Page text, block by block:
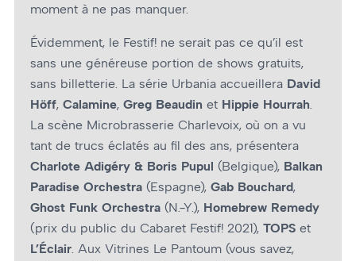
moment à ne pas manquer.
Évidemment, le Festif! ne serait pas ce qu’il est
sans une généreuse portion de shows gratuits,
sans billetterie. La série Urbania accueillera David
Höff, Calamine, Greg Beaudin et Hippie Hourrah.
La scène Microbrasserie Charlevoix, où on a vu
tant de trucs éclatés au fil des ans, présentera
Charlote Adigéry & Boris Pupul (Belgique), Balkan
Paradise Orchestra (Espagne), Gab Bouchard,
Ghost Funk Orchestra (N.-Y.), Homebrew Remedy
(prix du public du Cabaret Festif! 2021), TOPS et
L’Éclair. Aux Vitrines Le Pantoum (vous savez,